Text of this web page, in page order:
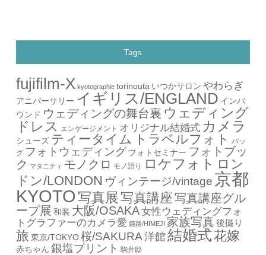
Tags
fujifilm-X kyotographie torinouta いつかサロン やわらぎ
アニバーサリー イギリス/ENGLAND インバ
ウンド ウェディングの舞台裏 ウェディング
ドレス エンゲージメント オリジナル結婚式 カメラ
シューズ ティータイム トラベルフォト
バッ
グ フォトウェディング フォトセミナー フォトブッ
ク マタニティ モノクロ モノ語り ロケフォト ロン
ドン/LONDON ヴィンテージ/vintage 京都
KYOTO 写真展 写真講座写真講座グル
ープ展 和装 大阪/OSAKA女性ウェディングフォ
トグラファーのカメラ愛 姫路/HIMEJI 家族写真 後撮り
旅 東京/TOKYO 桜/SAKURA 洋館 結婚式花嫁
赤ちゃん 銀塩プリント 駒井邸